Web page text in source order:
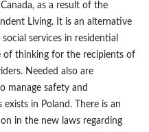
as a result of the
Living. It is an alternative
services in residential
of thinking for the recipients of
Needed also are
manage safety and
in Poland. There is an
in the new laws regarding